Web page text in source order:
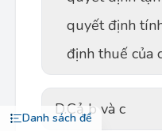
Danh sách đề
quyết định
định thuế của
D.Cả b và c